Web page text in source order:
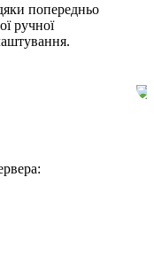
попередньо
ручної